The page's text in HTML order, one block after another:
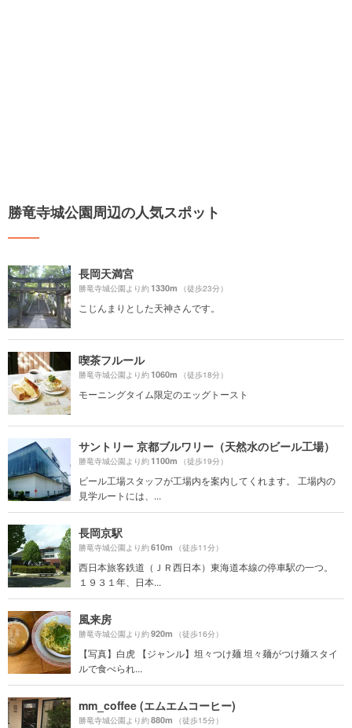
勝竜寺城公園周辺の人気スポット
長岡天満宮
勝竜寺城公園より約1330m （徒歩23分）
こじんまりとした天神さんです。
喫茶フルール
勝竜寺城公園より約1060m （徒歩18分）
モーニングタイム限定のエッグトースト
サントリー 京都ブルワリー（天然水のビール工場）
勝竜寺城公園より約1100m （徒歩19分）
ビール工場スタッフが工場内を案内してくれます。 工場内の
見学ルートには、...
長岡京駅
勝竜寺城公園より約610m （徒歩11分）
西日本旅客鉄道（ＪＲ西日本）東海道本線の停車駅の一つ。
１９３１年、日本...
風来房
勝竜寺城公園より約920m （徒歩16分）
【写真】白虎 【ジャンル】坦々つけ麺 坦々麺がつけ麺スタイ
ルで食べられ...
mm_coffee (エムエムコーヒー)
勝竜寺城公園より約880m （徒歩15分）